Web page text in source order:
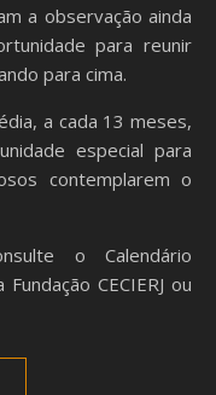
a observação ainda
para reunir
para cima.
a cada 13 meses,
especial para
contemplarem o
o Calendário
CECIERJ ou